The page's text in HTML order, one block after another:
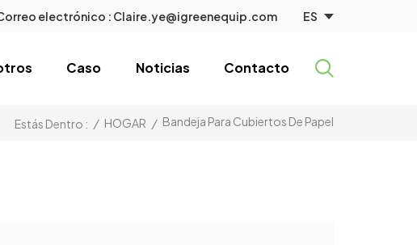
electrónico : Claire.ye@igreenequip.com ES
Caso Noticias Contacto
Estás Dentro : / HOGAR / Bandeja Para Cubiertos De Papel